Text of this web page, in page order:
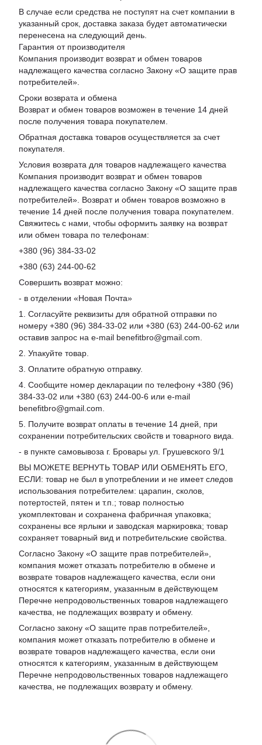
В случае если средства не поступят на счет компании в
указанный срок, доставка заказа будет автоматически
перенесена на следующий день.
Гарантия от производителя
Компания производит возврат и обмен товаров
надлежащего качества согласно Закону «О защите прав
потребителей».
Сроки возврата и обмена
Возврат и обмен товаров возможен в течение 14 дней
после получения товара покупателем.
Обратная доставка товаров осуществляется за счет
покупателя.
Условия возврата для товаров надлежащего качества
Компания производит возврат и обмен товаров
надлежащего качества согласно Закону «О защите прав
потребителей». Возврат и обмен товаров возможно в
течение 14 дней после получения товара покупателем.
Свяжитесь с нами, чтобы оформить заявку на возврат
или обмен товара по телефонам:
+380 (96) 384-33-02
+380 (63) 244-00-62
Совершить возврат можно:
- в отделении «Новая Почта»
1. Согласуйте реквизиты для обратной отправки по
номеру +380 (96) 384-33-02 или +380 (63) 244-00-62 или
оставив запрос на e-mail benefitbro@gmail.com.
2. Упакуйте товар.
3. Оплатите обратную отправку.
4. Сообщите номер декларации по телефону +380 (96)
384-33-02 или +380 (63) 244-00-6 или e-mail
benefitbro@gmail.com.
5. Получите возврат оплаты в течение 14 дней, при
сохранении потребительских свойств и товарного вида.
- в пункте самовывоза г. Бровары ул. Грушевского 9/1
ВЫ МОЖЕТЕ ВЕРНУТЬ ТОВАР ИЛИ ОБМЕНЯТЬ ЕГО,
ЕСЛИ: товар не был в употреблении и не имеет следов
использования потребителем: царапин, сколов,
потертостей, пятен и т.п.; товар полностью
укомплектован и сохранена фабричная упаковка;
сохранены все ярлыки и заводская маркировка; товар
сохраняет товарный вид и потребительские свойства.
Согласно Закону «О защите прав потребителей»,
компания может отказать потребителю в обмене и
возврате товаров надлежащего качества, если они
относятся к категориям, указанным в действующем
Перечне непродовольственных товаров надлежащего
качества, не подлежащих возврату и обмену.
Согласно закону «О защите прав потребителей»,
компания может отказать потребителю в обмене и
возврате товаров надлежащего качества, если они
относятся к категориям, указанным в действующем
Перечне непродовольственных товаров надлежащего
качества, не подлежащих возврату и обмену.